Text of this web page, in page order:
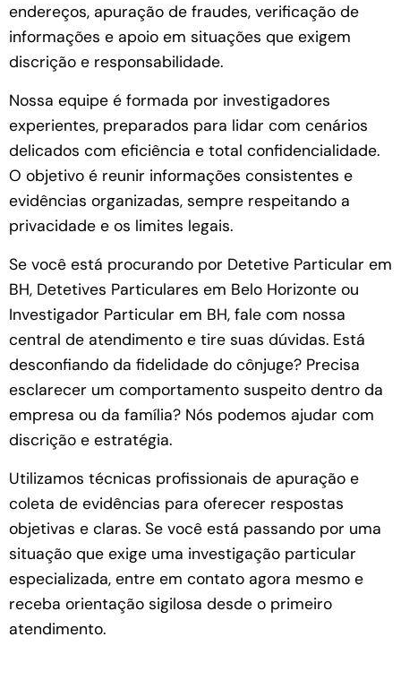
endereços, apuração de fraudes, verificação de
informações e apoio em situações que exigem
discrição e responsabilidade.
Nossa equipe é formada por investigadores
experientes, preparados para lidar com cenários
delicados com eficiência e total confidencialidade.
O objetivo é reunir informações consistentes e
evidências organizadas, sempre respeitando a
privacidade e os limites legais.
Se você está procurando por Detetive Particular em
BH, Detetives Particulares em Belo Horizonte ou
Investigador Particular em BH, fale com nossa
central de atendimento e tire suas dúvidas. Está
desconfiando da fidelidade do cônjuge? Precisa
esclarecer um comportamento suspeito dentro da
empresa ou da família? Nós podemos ajudar com
discrição e estratégia.
Utilizamos técnicas profissionais de apuração e
coleta de evidências para oferecer respostas
objetivas e claras. Se você está passando por uma
situação que exige uma investigação particular
especializada, entre em contato agora mesmo e
receba orientação sigilosa desde o primeiro
atendimento.